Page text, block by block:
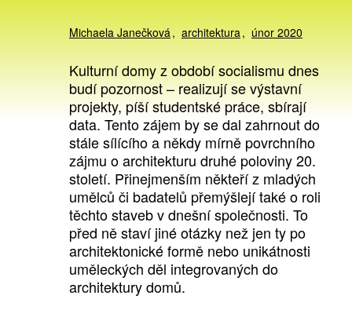
Michaela Janečková architektura únor 2020
Kulturní domy z období socialismu dnes
budí pozornost – realizují se výstavní
projekty, píší studentské práce, sbírají
data. Tento zájem by se dal zahrnout do
stále sílícího a někdy mírně povrchního
zájmu o architekturu druhé poloviny 20.
století. Přinejmenším někteří z mladých
umělců či badatelů přemýšlejí také o roli
těchto staveb v dnešní společnosti. To
před ně staví jiné otázky než jen ty po
architektonické formě nebo unikátnosti
uměleckých děl integrovaných do
architektury domů.